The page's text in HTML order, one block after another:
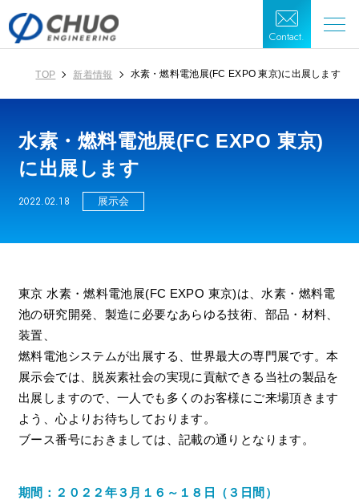
Contact.
TOP 新着情報 水素・燃料電池展(FC EXPO 東京)に出展します
水素・燃料電池展(FC EXPO 東京)
に出展します
2022.02.18 展示会
東京 水素・燃料電池展(FC EXPO 東京)は、水素・燃料電
池の研究開発、製造に必要なあらゆる技術、部品・材料、
装置、
燃料電池システムが出展する、世界最大の専門展です。本
展示会では、脱炭素社会の実現に貢献できる当社の製品を
出展しますので、一人でも多くのお客様にご来場頂きます
よう、心よりお待ちしております。
ブース番号におきましては、記載の通りとなります。
期間：２０２２年３月１６～１８日（３日間）